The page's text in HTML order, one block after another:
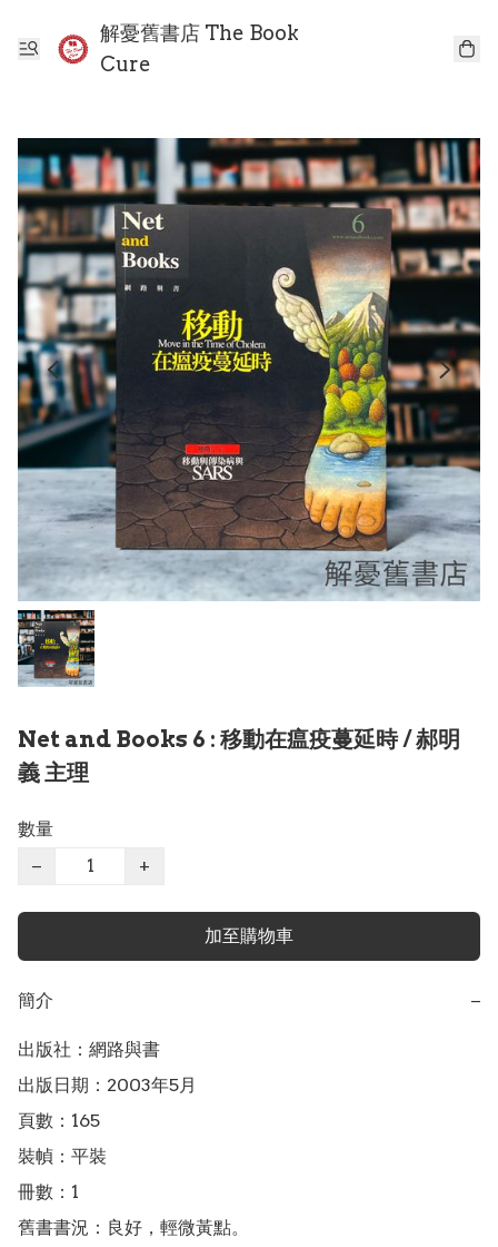
解憂舊書店 The Book
Cure
Net and Books 6 : 移動在瘟疫蔓延時 / 郝明
義 主理
數量
−
+
加至購物車
簡介 −
出版社：網路與書
出版日期：2003年5月
頁數：165
裝幀：平裝
冊數：1
舊書書況：良好，輕微黃點。